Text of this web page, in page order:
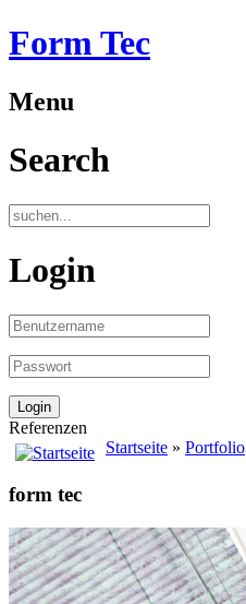
Form Tec
Menu
Search
Login
Referenzen
Startseite » Portfolio
form tec